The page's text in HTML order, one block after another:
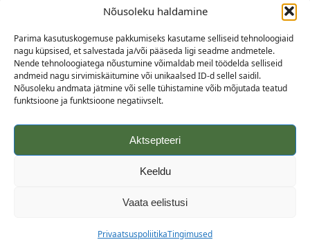
Nõusoleku haldamine
Parima kasutuskogemuse pakkumiseks kasutame selliseid tehnoloogiaid
nagu küpsised, et salvestada ja/või pääseda ligi seadme andmetele.
Nende tehnoloogiatega nõustumine võimaldab meil töödelda selliseid
andmeid nagu sirvimiskäitumine või unikaalsed ID-d sellel saidil.
Nõusoleku andmata jätmine või selle tühistamine võib mõjutada teatud
funktsioone ja funktsioone negatiivselt.
Aktsepteeri
Keeldu
Vaata eelistusi
PrivaatsuspoliitikaTingimused
Kontaktid
Abi
TEAVE OSTJALE
Tarnetingimused
Tingimused
Veebikaart